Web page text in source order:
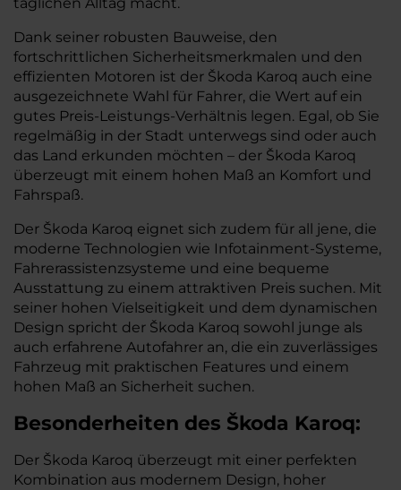
Dank seiner robusten Bauweise, den
fortschrittlichen Sicherheitsmerkmalen und den
effizienten Motoren ist der Škoda Karoq auch eine
ausgezeichnete Wahl für Fahrer, die Wert auf ein
gutes Preis-Leistungs-Verhältnis legen. Egal, ob Sie
regelmäßig in der Stadt unterwegs sind oder auch
das Land erkunden möchten – der Škoda Karoq
überzeugt mit einem hohen Maß an Komfort und
Fahrspaß.
Der Škoda Karoq eignet sich zudem für all jene, die
moderne Technologien wie Infotainment-Systeme,
Fahrerassistenzsysteme und eine bequeme
Ausstattung zu einem attraktiven Preis suchen. Mit
seiner hohen Vielseitigkeit und dem dynamischen
Design spricht der Škoda Karoq sowohl junge als
auch erfahrene Autofahrer an, die ein zuverlässiges
Fahrzeug mit praktischen Features und einem
hohen Maß an Sicherheit suchen.
Besonderheiten des Škoda Karoq:
Der Škoda Karoq überzeugt mit einer perfekten
Kombination aus modernem Design, hoher